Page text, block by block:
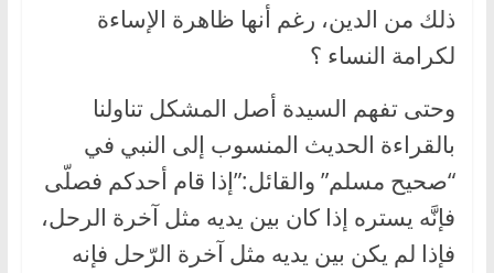
ذلك من الدين، رغم أنها ظاهرة الإساءة
لكرامة النساء ؟
وحتى تفهم السيدة أصل المشكل تناولنا
بالقراءة الحديث المنسوب إلى النبي في
“صحيح مسلم” والقائل:”إذا قام أحدكم فصلّى
فإنَّه يستره إذا كان بين يديه مثل آخرة الرحل،
فإذا لم يكن بين يديه مثل آخرة الرّحل فإنه